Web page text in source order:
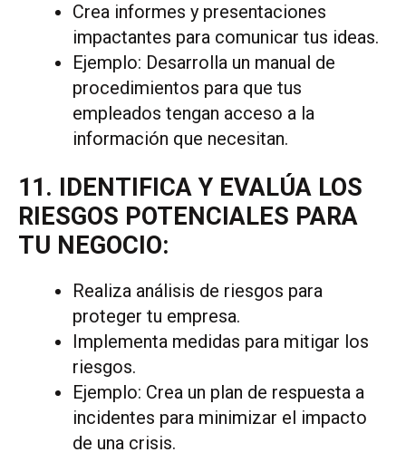
Crea informes y presentaciones
impactantes para comunicar tus ideas.
Ejemplo: Desarrolla un manual de
procedimientos para que tus
empleados tengan acceso a la
información que necesitan.
11. IDENTIFICA Y EVALÚA LOS
RIESGOS POTENCIALES PARA
TU NEGOCIO:
Realiza análisis de riesgos para
proteger tu empresa.
Implementa medidas para mitigar los
riesgos.
Ejemplo: Crea un plan de respuesta a
incidentes para minimizar el impacto
de una crisis.